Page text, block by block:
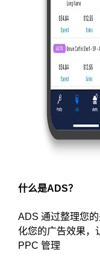
什么是ADS？
ADS 通过整理您
化您的广告效果，
PPC 管理